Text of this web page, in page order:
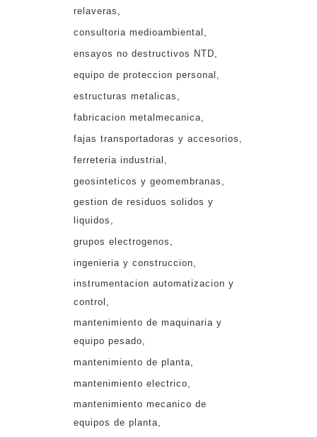
relaveras
consultoria medioambiental
ensayos no destructivos NTD
equipo de proteccion personal
estructuras metalicas
fabricacion metalmecanica
fajas transportadoras y accesorios
ferreteria industrial
geosinteticos y geomembranas
gestion de residuos solidos y
liquidos
grupos electrogenos
ingenieria y construccion
instrumentacion automatizacion y
control
mantenimiento de maquinaria y
equipo pesado
mantenimiento de planta
mantenimiento electrico
mantenimiento mecanico de
equipos de planta